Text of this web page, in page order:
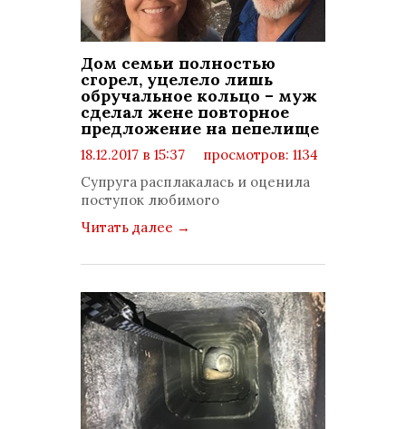
Дом семьи полностью
сгорел, уцелело лишь
обручальное кольцо – муж
сделал жене повторное
предложение на пепелище
18.12.2017 в 15:37
просмотров: 1134
Супруга расплакалась и оценила
поступок любимого
Читать далее →